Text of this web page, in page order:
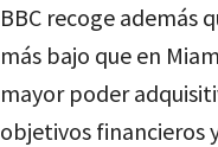
BBC recoge además
más bajo que en
mayor poder
objetivos financieros